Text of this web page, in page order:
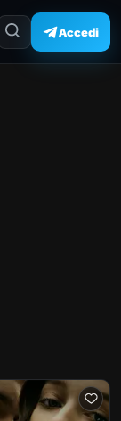
Accedi